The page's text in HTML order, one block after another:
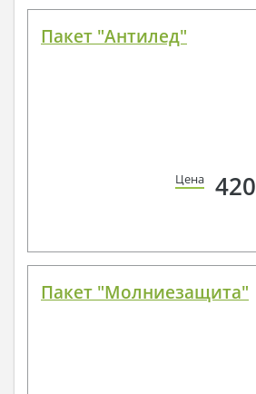
Пакет "Антилед"
Цена 420
Пакет "Молниезащита"